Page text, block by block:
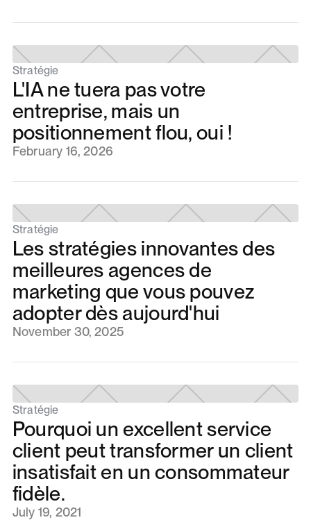
Stratégie
L'IA ne tuera pas votre
entreprise, mais un
positionnement flou, oui !
February 16, 2026
Stratégie
Les stratégies innovantes des
meilleures agences de
marketing que vous pouvez
adopter dès aujourd'hui
November 30, 2025
Stratégie
Pourquoi un excellent service
client peut transformer un client
insatisfait en un consommateur
fidèle.
July 19, 2021